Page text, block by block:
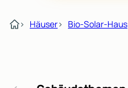
› Häuser› Bio-Solar-Haus